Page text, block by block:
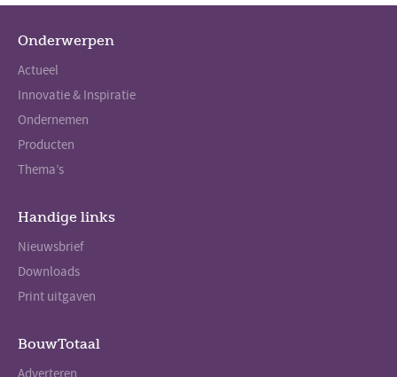
Onderwerpen
Actueel
Innovatie & Inspiratie
Ondernemen
Producten
Thema’s
Handige links
Nieuwsbrief
Downloads
Print uitgaven
BouwTotaal
Adverteren